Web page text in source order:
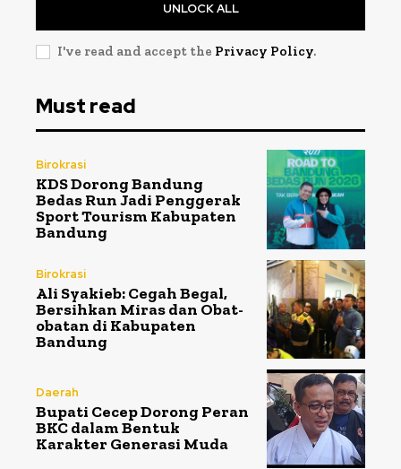
UNLOCK ALL
I've read and accept the Privacy Policy.
Must read
Birokrasi
KDS Dorong Bandung
Bedas Run Jadi Penggerak
Sport Tourism Kabupaten
Bandung
Birokrasi
Ali Syakieb: Cegah Begal,
Bersihkan Miras dan Obat-
obatan di Kabupaten
Bandung
Daerah
Bupati Cecep Dorong Peran
BKC dalam Bentuk
Karakter Generasi Muda